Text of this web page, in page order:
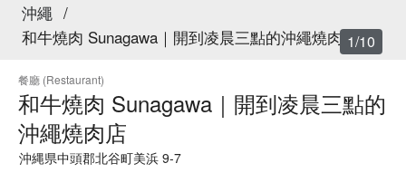
沖繩 /
和牛燒肉 Sunagawa｜開到凌晨三點的沖繩燒肉店
餐廳 (Restaurant)
和牛燒肉 Sunagawa｜開到凌晨三點的
沖繩燒肉店
沖縄県中頭郡北谷町美浜 9-7
1/10